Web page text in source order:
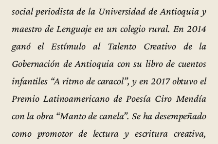
social periodista de la Universidad de Antioquia y
maestro de Lenguaje en un colegio rural. En 2014
ganó el Estímulo al Talento Creativo de la
Gobernación de Antioquia con su libro de cuentos
infantiles “A ritmo de caracol”, y en 2017 obtuvo el
Premio Latinoamericano de Poesía Ciro Mendía
con la obra “Manto de canela”. Se ha desempeñado
como promotor de lectura y escritura creativa,